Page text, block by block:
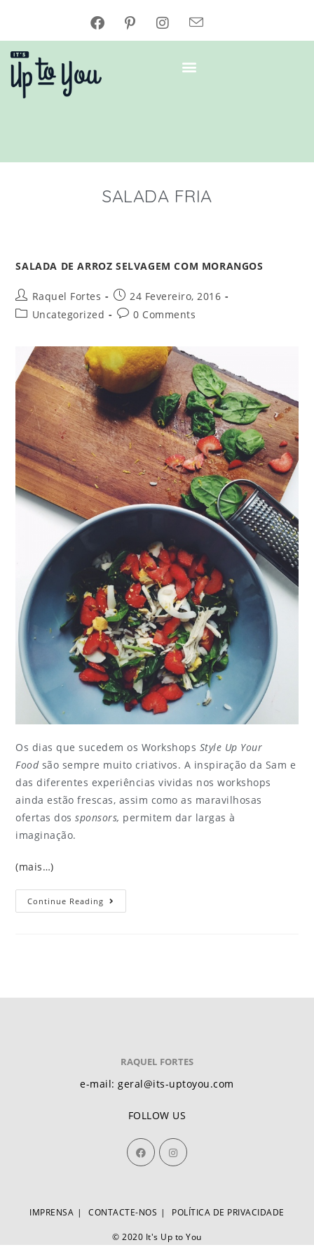
SALADA FRIA
SALADA DE ARROZ SELVAGEM COM MORANGOS
Raquel Fortes
24 Fevereiro, 2016
Uncategorized
0 Comments
Os dias que sucedem os Workshops Style Up Your
Foodsão sempre muito criativos. A inspiração da Sam e
das diferentes experiências vividas nos workshops
ainda estão frescas, assim como as maravilhosas
ofertas dossponsors, permitem dar largas à
imaginação.
(mais…)
Continue Reading
RAQUEL FORTES
e-mail: geral@its-uptoyou.com
FOLLOW US
IMPRENSA CONTACTE-NOS POLÍTICA DE PRIVACIDADE
© 2020 It's Up to You